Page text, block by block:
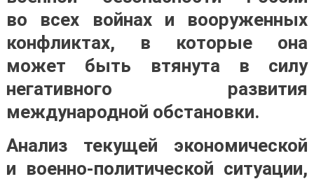
во всех войнах и вооруженных
конфликтах, в которые она
может быть втянута в силу
негативного развития
международной обстановки.
Анализ текущей экономической
и военно-политической ситуации,